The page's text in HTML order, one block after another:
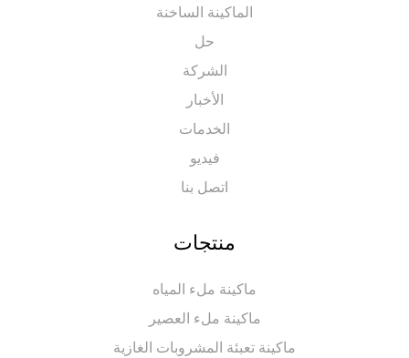
الماكينة الساخنة
الشركة
الخدمات
اتصل بنا
منتجات
ماكينة ملء المياه
ماكينة ملء العصير
ماكينة تعبئة المشروبات الغازية